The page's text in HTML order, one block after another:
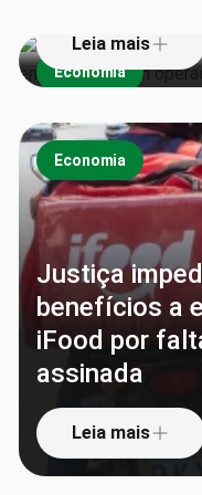
Economia
Leia mais
Economia
Justiça
benefícios a
iFood por
assinada
Leia mais